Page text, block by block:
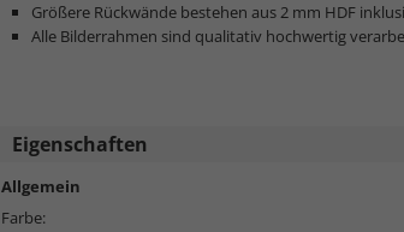
Größere Rückwände bestehen aus 2 mm HDF
Alle Bilderrahmen sind qualitativ hochwertig
Eigenschaften
Allgemein
Farbe: